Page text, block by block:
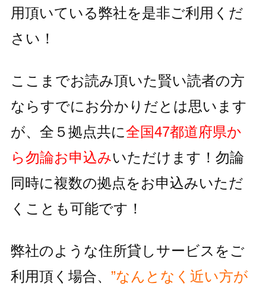
用頂いている弊社を是非ご利用くだ
さい！
ここまでお読み頂いた賢い読者の方
ならすでにお分かりだとは思います
が、全５拠点共に全国47都道府県か
ら勿論お申込みいただけます！ 勿論
同時に複数の拠点をお申込みいただ
くことも可能です！
弊社のような住所貸しサービスをご
利用頂く場合、 ”なんとなく近い方が